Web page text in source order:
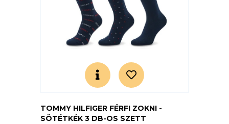
TOMMY HILFIGER FÉRFI ZOKNI -
SÖTÉTKÉK 3 DB-OS SZETT